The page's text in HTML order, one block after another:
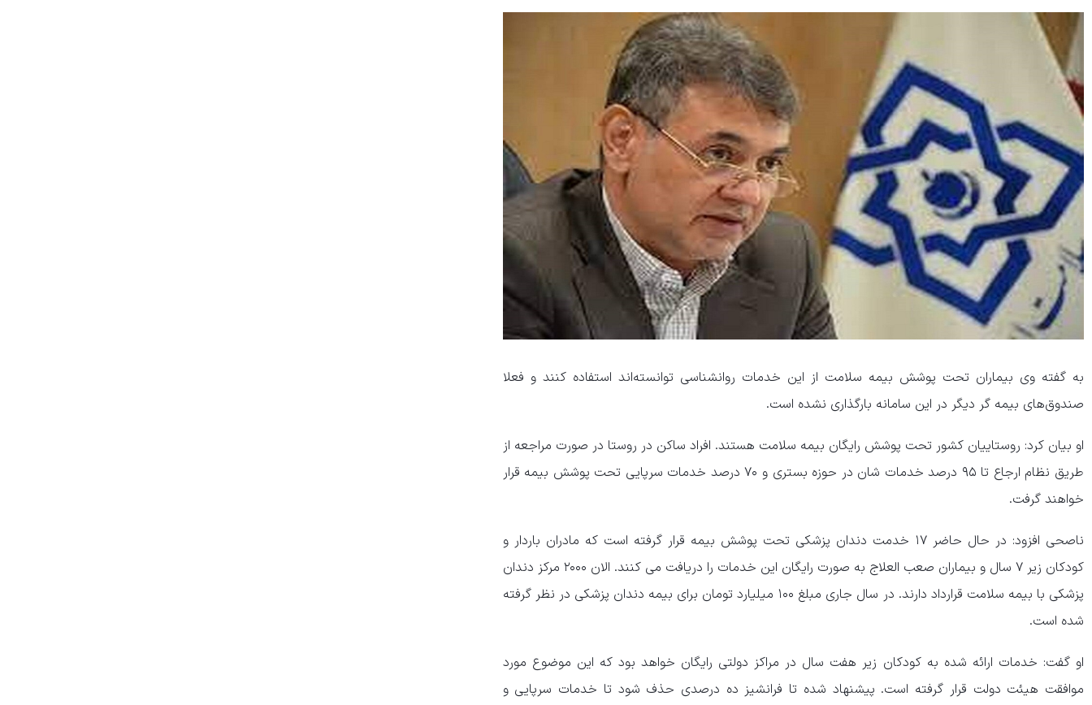
به گفته وی بیماران تحت پوشش بیمه سلامت از این خدمات روانشناسی توانسته‌اند استفاده کنند و فعلا
صندوق‌های بیمه گر دیگر در این سامانه بارگذاری نشده است.
او بیان کرد: روستاییان کشور تحت پوشش رایگان بیمه سلامت هستند. افراد ساکن در روستا در صورت مراجعه از
طریق نظام ارجاع تا ۹۵ درصد خدمات شان در حوزه بستری و ۷۰ درصد خدمات سرپایی تحت پوشش بیمه قرار
خواهند گرفت.
ناصحی افزود: در حال حاضر ۱۷ خدمت دندان پزشکی تحت پوشش بیمه قرار گرفته است که مادران باردار و
کودکان زیر ۷ سال و بیماران صعب العلاج به صورت رایگان این خدمات را دریافت می کنند. الان ۲۰۰۰ مرکز دندان
پزشکی با بیمه سلامت قرارداد دارند. در سال جاری مبلغ ۱۰۰ میلیارد تومان برای بیمه دندان پزشکی در نظر گرفته
شده است.
او گفت: خدمات ارائه شده به کودکان زیر هفت سال در مراکز دولتی رایگان خواهد بود که این موضوع مورد
موافقت هیئت دولت قرار گرفته است. پیشنهاد شده تا فرانشیز ده درصدی حذف شود تا خدمات سرپایی و